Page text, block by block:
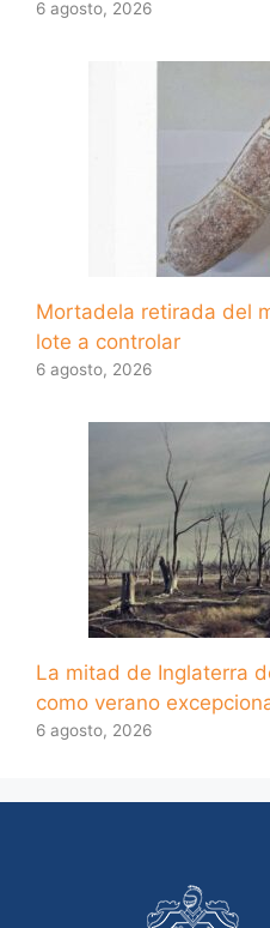
6 agosto, 2026
Mortadela retirada del
lote a controlar
6 agosto, 2026
La mitad de Inglaterra
como verano
6 agosto, 2026